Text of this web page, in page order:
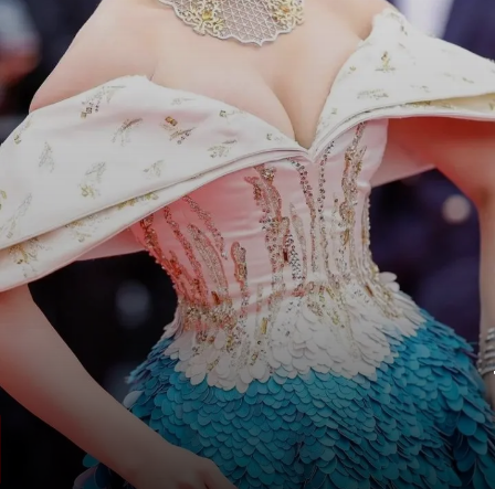
लिप्सिटक से बनाया अलग लुक
उर्वशी रौतेला हर बार किसी ना किसी वजह से
सुर्खियों में रहती हैं.